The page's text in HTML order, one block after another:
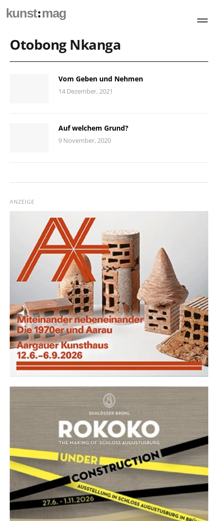
kunst:mag
Otobong Nkanga
Vom Geben und Nehmen
14 Dezember, 2021
Auf welchem Grund?
9 November, 2020
ANZEIGE